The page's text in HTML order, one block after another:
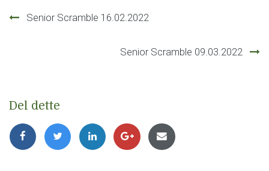
Innleggsnavigasjon
Senior Scramble 16.02.2022
Senior Scramble 09.03.2022
Del dette